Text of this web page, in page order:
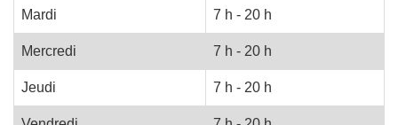
Mardi 7 h - 20 h
Mercredi 7 h - 20 h
Jeudi 7 h - 20 h